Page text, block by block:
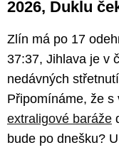
2026, Duklu
Zlín má po 17
37:37, Jihlava je v
nedávných
Připomínáme, že s
extraligové baráže
bude po dnešku?